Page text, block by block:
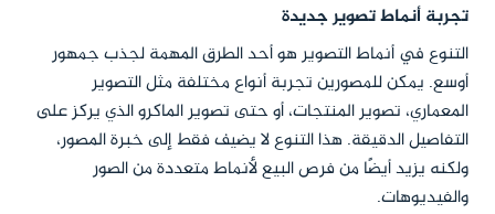
تجربة أنماط تصوير جديدة
التنوع في أنماط التصوير هو أحد الطرق المهمة لجذب جمهور
أوسع. يمكن للمصورين تجربة أنواع مختلفة مثل التصوير
المعماري، تصوير المنتجات، أو حتى تصوير الماكرو الذي يركز على
التفاصيل الدقيقة. هذا التنوع لا يضيف فقط إلى خبرة المصور،
ولكنه يزيد أيضًا من فرص البيع لأنماط متعددة من الصور
والفيديوهات.